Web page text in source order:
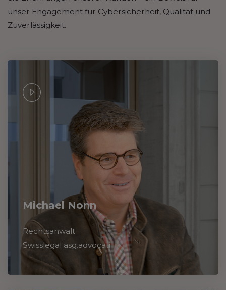
unser Engagement für Cybersicherheit, Qualität und
Zuverlässigkeit.
Michael Nonn
Rechtsanwalt
Swisslegal asg.advocati